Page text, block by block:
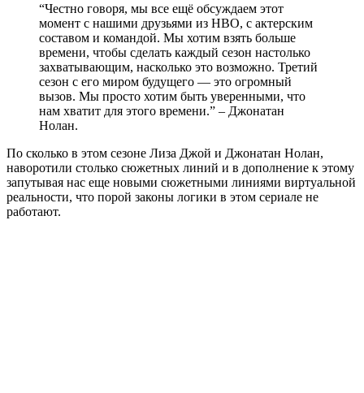
“Честно говоря, мы все ещё обсуждаем этот
момент с нашими друзьями из HBO, с актерским
составом и командой. Мы хотим взять больше
времени, чтобы сделать каждый сезон настолько
захватывающим, насколько это возможно. Третий
сезон с его миром будущего — это огромный
вызов. Мы просто хотим быть уверенными, что
нам хватит для этого времени.” – Джонатан
Нолан.
По сколько в этом сезоне Лиза Джой и Джонатан Нолан,
наворотили столько сюжетных линий и в дополнение к этому
запутывая нас еще новыми сюжетными линиями виртуальной
реальности, что порой законы логики в этом сериале не
работают.